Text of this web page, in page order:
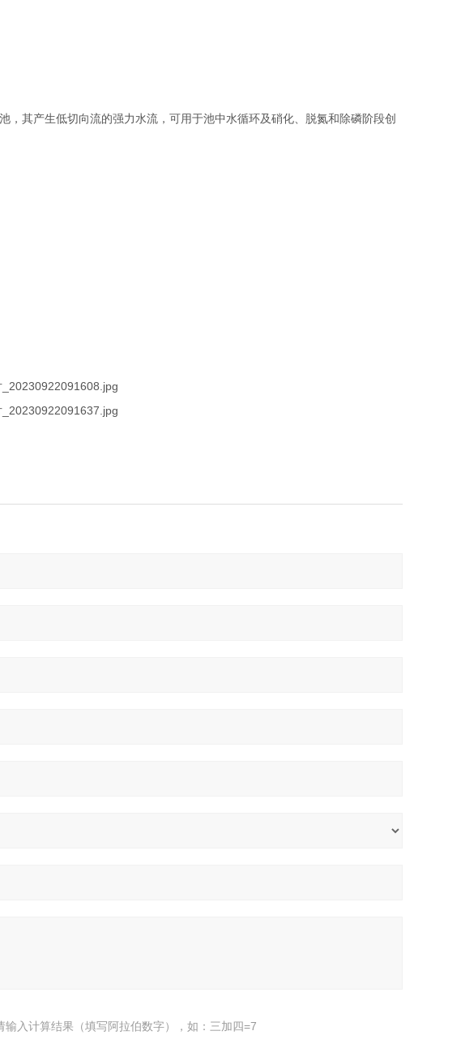
其产生低切向流的强力水流，可用于池中水循环及硝化、脱氮和除磷阶段创
输入计算结果（填写阿拉伯数字），如：三加四=7